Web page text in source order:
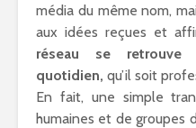
média du même nom,
aux idées reçues et
réseau se retrouve
quotidien, qu’il soit
En fait, une simple
humaines et de groupes